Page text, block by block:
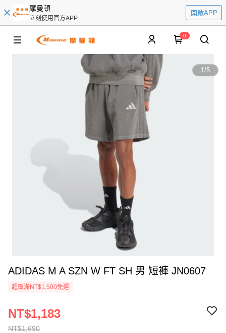
摩曼頓
立刻使用官方APP
開啟APP
0
1/5
ADIDAS M A SZN W FT SH 男 短褲 JN0607
超取滿NT$1,500免運
NT$1,690
NT$1,183